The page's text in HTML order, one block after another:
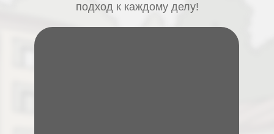
подход к каждому делу!